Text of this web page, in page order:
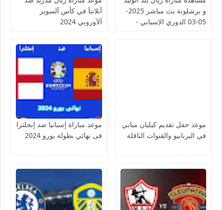
و برشلونة بث مباشر 2025-
05-03 الدوري الإسباني -
أتلانتآ في كأس آلسوبر
آلآوروبي 2024
موعد حفل تقديم كيليان مبابي
في البرنابيو والقنوات الناقلة
موعد مباراة إسبانيا ضد إنجلترا
فى نهائي بطولة يورو 2024